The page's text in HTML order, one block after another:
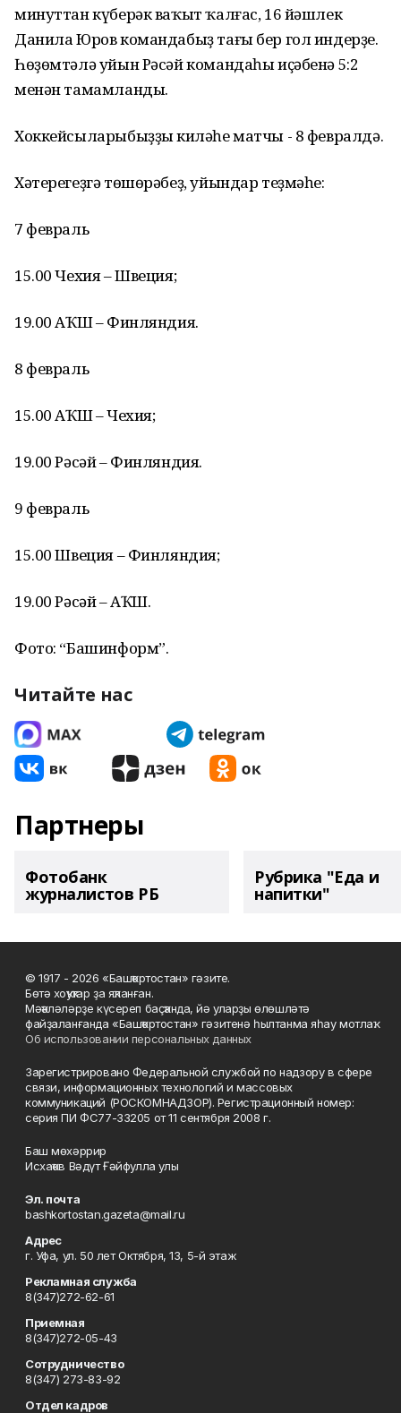
минуттан күберәк ваҡыт ҡалғас, 16 йәшлек
Данила Юров командабыҙ тағы бер гол индерҙе.
Һөҙөмтәлә уйын Рәсәй командаһы иҫәбенә 5:2
менән тамамланды.
Хоккейсыларыбыҙҙың киләһе матчы - 8 февралдә.
Хәтерегеҙгә төшөрәбеҙ, уйындар теҙмәһе:
7 февраль
15.00 Чехия – Швеция;
19.00 АҠШ – Финляндия.
8 февраль
15.00 АҠШ – Чехия;
19.00 Рәсәй – Финляндия.
9 февраль
15.00 Швеция – Финляндия;
19.00 Рәсәй – АҠШ.
Фото: “Башинформ”.
Читайте нас
Партнеры
Фотобанк
журналистов РБ
Рубрика "Еда и
напитки"
© 1917 - 2026 «Башҡортостан» гәзите.
Бөтә хоҡуҡтар ҙа яҡланған.
Мәҡәләләрҙе күсереп баҫҡанда, йә уларҙы өлөшләтә
файҙаланғанда «Башҡортостан» гәзитенә һылтанма яһау мотлаҡ.
Об использовании персональных данных
Зарегистрировано Федеральной службой по надзору в сфере
связи, информационных технологий и массовых
коммуникаций (РОСКОМНАДЗОР). Регистрационный номер:
серия ПИ ФС77-33205 от 11 сентября 2008 г.
Баш мөхәррир
Исхаҡов Вәдүт Ғәйфулла улы
Эл. почта
bashkortostan.gazeta@mail.ru
Адрес
г. Уфа, ул. 50 лет Октября, 13, 5-й этаж
Рекламная служба
8(347)272-62-61
Приемная
8(347)272-05-43
Сотрудничество
8(347) 273-83-92
Отдел кадров